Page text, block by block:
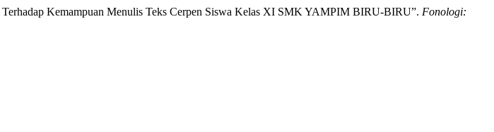
Kemampuan Menulis Teks Cerpen Siswa Kelas XI SMK YAMPIM BIRU-BIRU”. Fonologi: